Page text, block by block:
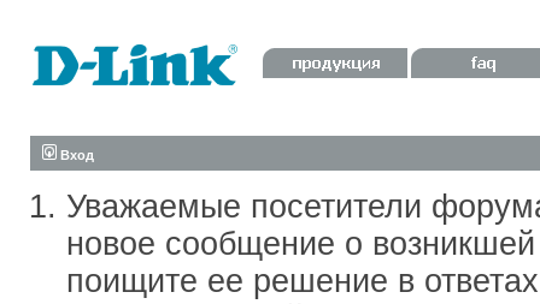
Вход
Уважаемые посетители
новое сообщение о
поищите ее решение в